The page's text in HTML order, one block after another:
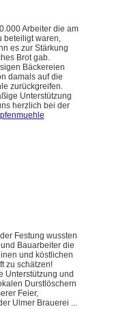
Arbeiter die am
beteiligt waren,
es zur Stärkung
Brot gab.
Bäckereien
damals auf die
zurückgreifen.
Unterstützung
herzlich bei der
Festung wussten
Bauarbeiter die
und köstlichen
zu schätzen!
Unterstützung und
Durstlöschern
Feier,
Ulmer Brauerei ...